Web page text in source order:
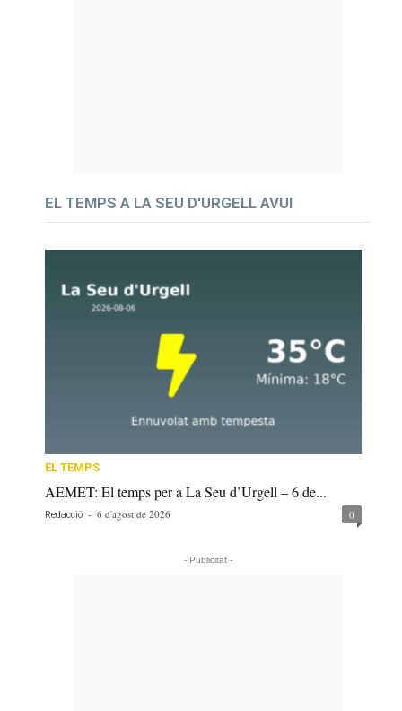
EL TEMPS A LA SEU D'URGELL AVUI
EL TEMPS
AEMET: El temps per a La Seu d’Urgell – 6 de...
Redacció - 6 d'agost de 2026 0
- Publicitat -